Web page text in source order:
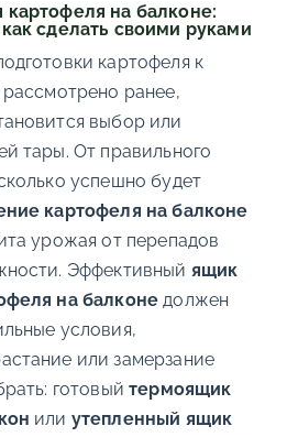
на балконе:
сделать своими руками
картофеля к
ранее,
выбор или
тары. От правильного
успешно будет
картофеля на балконе
урожая от перепадов
Эффективный ящик
на балконе должен
условия,
или замерзание
готовыйтермоящик
или утепленный ящик